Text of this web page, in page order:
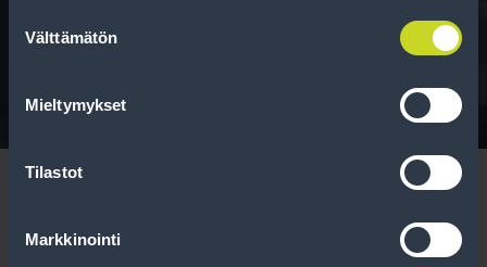
valinta
Välttämätön
Mieltymykset
Tilastot
Markkinointi
Tavallisen ihmisen tietoa merkinnöistä, renkaista ja